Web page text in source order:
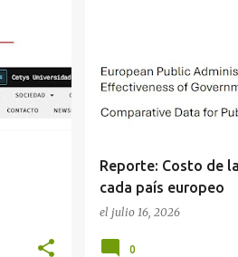
Reporte: Costo de
cada país europeo
el julio 16, 2026
0